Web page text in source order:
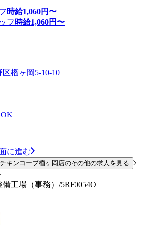
時給1,060円〜
フ 時給1,060円〜
榴ヶ岡5-10-10
に進む
キンコープ榴ヶ岡店のその他の求人を見る
工場（事務）/5RF0054O